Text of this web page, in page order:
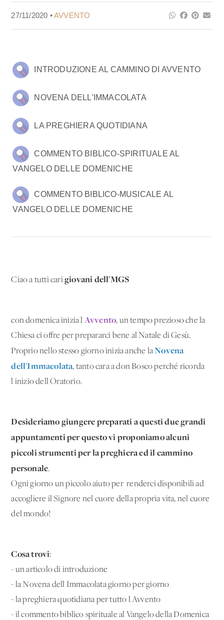
27/11/2020 •AVVENTO
INTRODUZIONE AL CAMMINO DI AVVENTO
NOVENA DELL'IMMACOLATA
LA PREGHIERA QUOTIDIANA
COMMENTO BIBLICO-SPIRITUALE AL
VANGELO DELLE DOMENICHE
COMMENTO BIBLICO-MUSICALE AL
VANGELO DELLE DOMENICHE
Ciao a tutti carigiovani dell'MGS
con domenica inizia l' Avvento, un tempo prezioso che la
Chiesa ci offre per prepararci bene al Natale di Gesù.
Proprio nello stesso giorno inizia anche laNovena
dell'Immacolata, tanto cara a don Bosco perché ricorda
l'inizio dell'Oratorio.
Desideriamo giungere preparati a questi due grandi
appuntamenti per questo vi proponiamo alcuni
piccoli strumenti per la preghiera ed il cammino
personale.
Ogni giorno un piccolo aiuto per renderci disponibili ad
accogliere il Signore nel cuore della propria vita, nel cuore
del mondo!
Cosa trovi:
- un articolo di introduzione
- la Novena dell'Immacolata giorno per giorno
- la preghiera quotidiana per tutto l'Avvento
- il commento biblico spirituale al Vangelo della Domenica